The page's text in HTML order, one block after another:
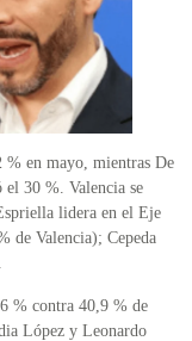
% en mayo, mientras De
el 30 %. Valencia se
lidera en el Eje
de Valencia); Cepeda
% contra 40,9 % de
López y Leonardo